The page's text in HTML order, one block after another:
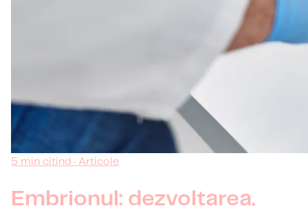
5 min citind · Articole
Embrionul: dezvoltarea,